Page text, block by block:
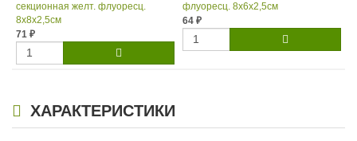
секционная желт. флуоресц.
8x8x2,5см
71 ₽
флуоресц. 8x6x2,5см
64 ₽
ХАРАКТЕРИСТИКИ